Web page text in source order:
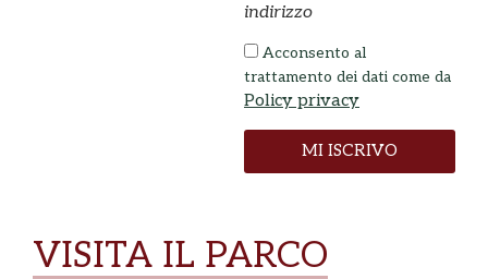
indirizzo
Acconsento al
trattamento dei dati come da
Policy privacy
MI ISCRIVO
VISITA IL PARCO